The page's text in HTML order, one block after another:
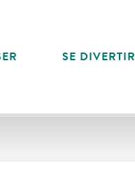
SE DIVERTIR